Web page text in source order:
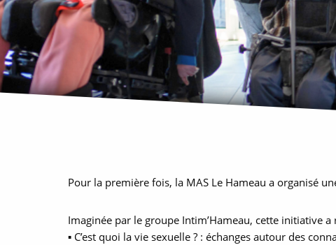
Pour la première fois, la MAS Le Hameau a organisé
Imaginée par le groupe Intim’Hameau, cette initiative
▪ C’est quoi la vie sexuelle ? : échanges autour des